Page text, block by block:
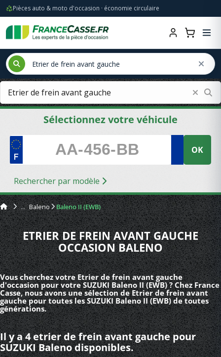
Pièces auto & moto d'occasion · économie circulaire
Sélectionnez votre véhicule
OK
Rechercher par modèle
Baleno Baleno II (EWB)
ETRIER DE FREIN AVANT GAUCHE
OCCASION BALENO
Vous cherchez votre Etrier de frein avant gauche
d'occasion pour votre SUZUKI Baleno II (EWB) ? Chez France
Casse, nous avons une sélection de Etrier de frein avant
gauche pour toutes les SUZUKI Baleno II (EWB) de toutes
générations.
Il y a 4 etrier de frein avant gauche pour
SUZUKI Baleno disponibles.